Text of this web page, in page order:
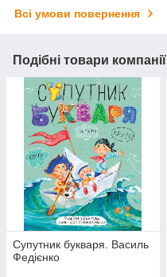
Всі умови повернення
Подібні товари компанії
Супутник букваря. Василь
Федієнко